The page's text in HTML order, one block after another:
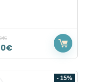
€
€
- 15%